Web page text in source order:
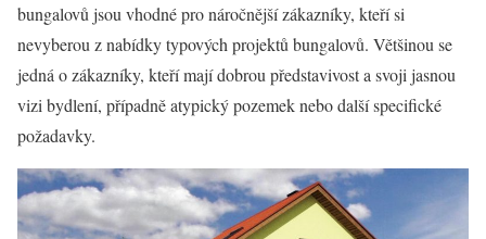
bungalovů jsou vhodné pro náročnější zákazníky, kteří si
nevyberou z nabídky typových projektů bungalovů. Většinou se
jedná o zákazníky, kteří mají dobrou představivost a svoji jasnou
vizi bydlení, případně atypický pozemek nebo další specifické
požadavky.